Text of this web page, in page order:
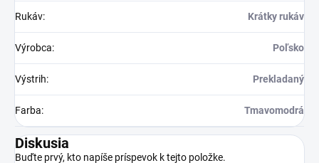
Rukáv: Krátky rukáv
Výrobca: Poľsko
Výstrih: Prekladaný
Farba: Tmavomodrá
Diskusia
Buďte prvý, kto napíše príspevok k tejto položke.